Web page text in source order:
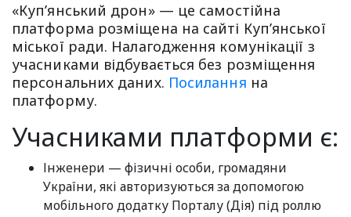
«Куп’янський дрон» — це самостійна
платформа розміщена на сайті Куп’янської
міської ради. Налагодження комунікації з
учасниками відбувається без розміщення
персональних даних. Посилання на
платформу.
Учасниками платформи є:
Інженери — фізичні особи, громадяни
України, які авторизуються за допомогою
мобільного додатку Порталу (Дія) під роллю